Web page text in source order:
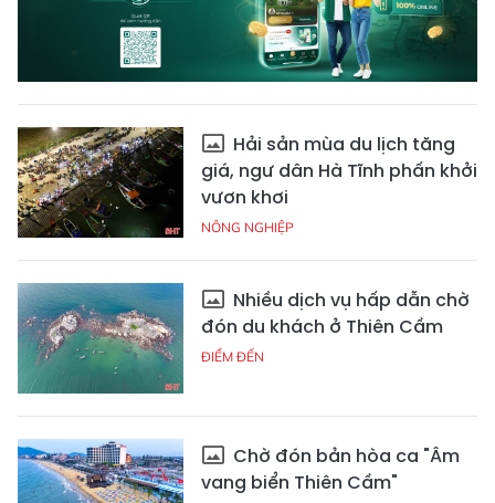
Hải sản mùa du lịch tăng
giá, ngư dân Hà Tĩnh phấn khởi
vươn khơi
NÔNG NGHIỆP
Nhiều dịch vụ hấp dẫn chờ
đón du khách ở Thiên Cầm
ĐIỂM ĐẾN
Chờ đón bản hòa ca "Âm
vang biển Thiên Cầm"